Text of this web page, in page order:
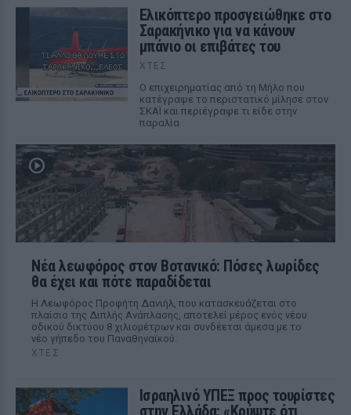
Ελικόπτερο προσγειώθηκε στο
Σαρακήνικο για να κάνουν
μπάνιο οι επιβάτες του
ΧΤΕΣ
Ο επιχειρηματίας από τη Μήλο που
κατέγραψε το περιστατικό μίλησε στον
ΣΚΑΪ και περιέγραψε τι είδε στην
παραλία
Νέα λεωφόρος στον Βοτανικό: Πόσες λωρίδες
θα έχει και πότε παραδίδεται
Η Λεωφόρος Προφήτη Δανιήλ, που κατασκευάζεται στο
πλαίσιο της Διπλής Ανάπλασης, αποτελεί μέρος ενός νέου
οδικού δικτύου 8 χιλιομέτρων και συνδέεται άμεσα με το
νέο γήπεδο του Παναθηναϊκού.
ΧΤΕΣ
Ισραηλινό ΥΠΕΞ προς τουρίστες
στην Ελλάδα: «Κρύψτε ότι